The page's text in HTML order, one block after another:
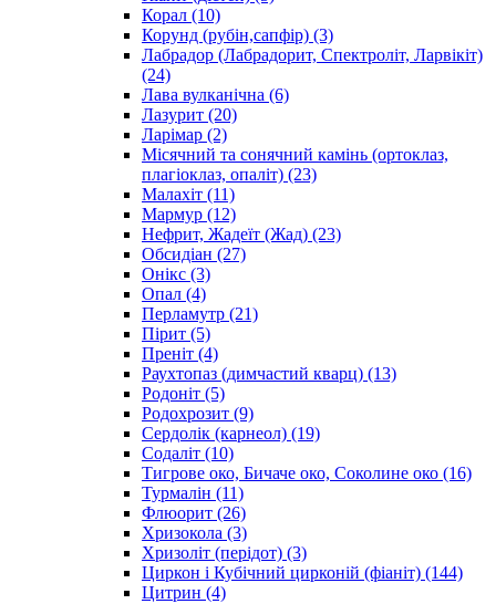
Корал (10)
Корунд (рубін,сапфір) (3)
Лабрадор (Лабрадорит, Спектроліт, Ларвікіт)
(24)
Лава вулканічна (6)
Лазурит (20)
Ларімар (2)
Місячний та сонячний камінь (ортоклаз,
плагіоклаз, опаліт) (23)
Малахіт (11)
Мармур (12)
Нефрит, Жадеїт (Жад) (23)
Обсидіан (27)
Онікс (3)
Опал (4)
Перламутр (21)
Пірит (5)
Преніт (4)
Раухтопаз (димчастий кварц) (13)
Родоніт (5)
Родохрозит (9)
Сердолік (карнеол) (19)
Содаліт (10)
Тигрове око, Бичаче око, Соколине око (16)
Турмалін (11)
Флюорит (26)
Хризокола (3)
Хризоліт (перідот) (3)
Циркон і Кубічний цирконій (фіаніт) (144)
Цитрин (4)